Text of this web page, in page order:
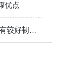
优点
PP降膜吸收器的材料具有较好韧性、耐磨损性和强度